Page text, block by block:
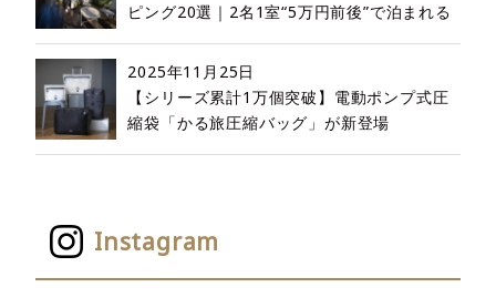
ピング20選｜2名1室“5万円前後”で泊まれる
2025年11月25日
【シリーズ累計1万個突破】電動ポンプ式圧
縮袋「かる旅圧縮バッグ」が新登場
Instagram